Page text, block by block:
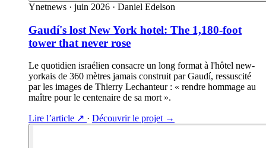
Ynetnews · juin 2026 · Daniel Edelson
Gaudí's lost New York hotel: The 1,180-foot
tower that never rose
Le quotidien israélien consacre un long format à l'hôtel new-
yorkais de 360 mètres jamais construit par Gaudí, ressuscité
par les images de Thierry Lechanteur : « rendre hommage au
maître pour le centenaire de sa mort ».
Lire l’article ↗ · Découvrir le projet →